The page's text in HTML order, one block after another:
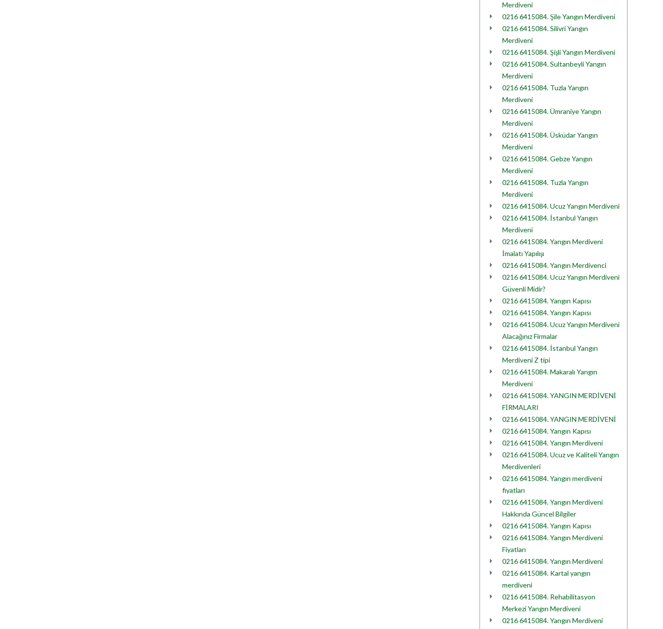
Merdiveni
0216 6415084. Şile Yangın Merdiveni
0216 6415084. Silivri Yangın
Merdiveni
0216 6415084. Şişli Yangın Merdiveni
0216 6415084. Sultanbeyli Yangın
Merdiveni
0216 6415084. Tuzla Yangın
Merdiveni
0216 6415084. Ümraniye Yangın
Merdiveni
0216 6415084. Üsküdar Yangın
Merdiveni
0216 6415084. Gebze Yangın
Merdiveni
0216 6415084. Tuzla Yangın
Merdiveni
0216 6415084. Ucuz Yangın Merdiveni
0216 6415084. İstanbul Yangın
Merdiveni
0216 6415084. Yangın Merdiveni
İmalatı Yapılışı
0216 6415084. Yangın Merdivenci
0216 6415084. Ucuz Yangın Merdiveni
Güvenli Midir?
0216 6415084. Yangın Kapısı
0216 6415084. Yangın Kapısı
0216 6415084. Ucuz Yangın Merdiveni
Alacağınız Firmalar
0216 6415084. İstanbul Yangın
Merdiveni Z tipi
0216 6415084. Makaralı Yangın
Merdiveni
0216 6415084. YANGIN MERDİVENİ
FİRMALARI
0216 6415084. YANGIN MERDİVENİ
0216 6415084. Yangın Kapısı
0216 6415084. Yangın Merdiveni
0216 6415084. Ucuz ve Kaliteli Yangın
Merdivenleri
0216 6415084. Yangın merdiveni
fiyatları
0216 6415084. Yangın Merdiveni
Hakkında Güncel Bilgiler
0216 6415084. Yangın Kapısı
0216 6415084. Yangın Merdiveni
Fiyatları
0216 6415084. Yangın Merdiveni
0216 6415084. Kartal yangın
merdiveni
0216 6415084. Rehabilitasyon
Merkezi Yangın Merdiveni
0216 6415084. Yangın Merdiveni